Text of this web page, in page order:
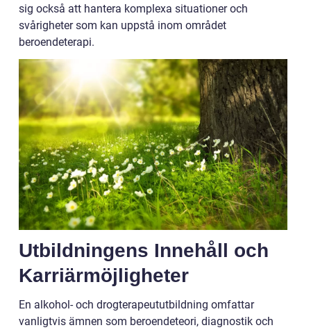
sig också att hantera komplexa situationer och
svårigheter som kan uppstå inom området
beroendeterapi.
Utbildningens Innehåll och
Karriärmöjligheter
En alkohol- och drogterapeututbildning omfattar
vanligtvis ämnen som beroendeteori, diagnostik och